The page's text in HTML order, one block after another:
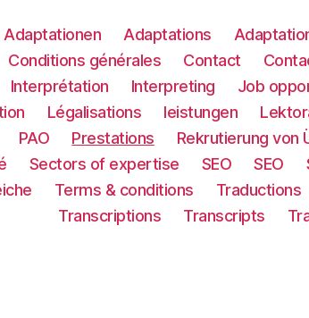
Adaptationen Adaptations
Conditions générales Contact
Interprétation Interpreting Job
Légalisations leistungen
PAO Prestations Rekrutierung von
Sectors of expertise SEO SEO
Terms & conditions Traductions
Transcriptions
Transcripts